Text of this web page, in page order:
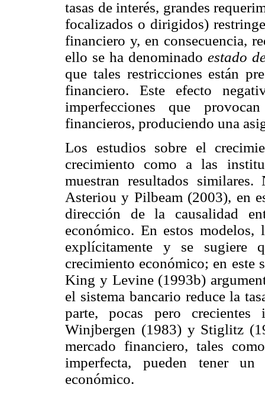
tasas de interés, grandes
focalizados o dirigidos)
financiero y, en consecuencia,
ello se ha denominado estado
que tales restricciones están
financiero. Este efecto
imperfecciones que
financieros, produciendo una
Los estudios sobre el
crecimiento como a las
muestran resultados
Asteriou y Pilbeam (2003), en
dirección de la causalidad
económico. En estos
explícitamente y se sugiere
crecimiento económico; en
King y Levine (1993b)
el sistema bancario reduce la
parte, pocas pero crecientes
Winjbergen (1983) y Stiglitz
mercado financiero, tales
imperfecta, pueden tener
económico.